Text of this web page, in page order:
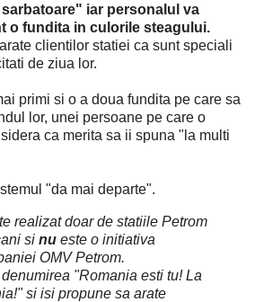
iar personalul va
o fundita in culorile steagului.
clientilor statiei ca sunt speciali
de ziua lor.
primi si o a doua fundita pe care sa
lor, unei persoane pe care o
ca merita sa ii spuna "la multi
"da mai departe".
realizat doar de statiile Petrom
si nu este o initiativa
OMV Petrom.
"Romania esti tu! La
si isi propune sa arate